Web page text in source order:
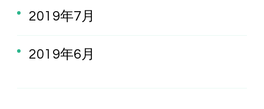
2019年7月
2019年6月